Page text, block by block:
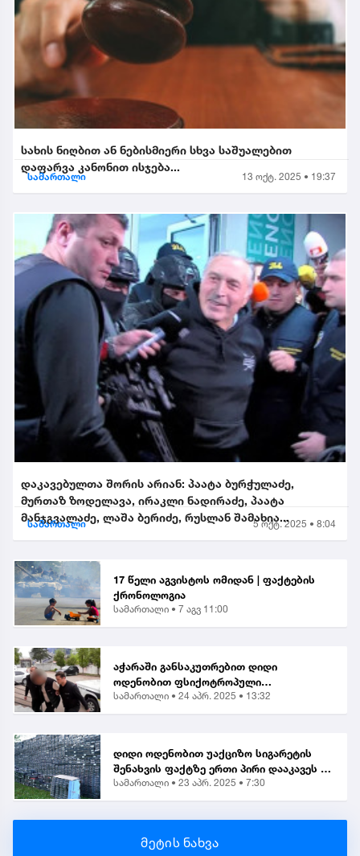
სახის ნიღბით ან ნებისმიერი სხვა საშუალებით
დაფარვა კანონით ისჯება...
სამართალი 13 ოქტ. 2025 • 19:37
დაკავებულთა შორის არიან: პაატა ბურჭულაძე,
მურთაზ ზოდელავა, ირაკლი ნადირაძე, პაატა
მანჯგვალაძე, ლაშა ბერიძე, რუსლან შამახია...
სამართალი 5 ოქტ. 2025 • 8:04
17 წელი აგვისტოს ომიდან | ფაქტების
ქრონოლოგია
სამართალი • 7 აგვ 11:00
აჭარაში განსაკუთრებით დიდი
ოდენობით ფსიქოტროპული
ნივთიერების შეძენა-შენახვისა და
სამართალი • 24 აპრ. 2025 • 13:32
დიდი ოდენობით უაქციზო სიგარეტის
შენახვის ფაქტზე ერთი პირი დააკავეს |
საგამოძიებო
სამართალი • 23 აპრ. 2025 • 7:30
მეტის ნახვა